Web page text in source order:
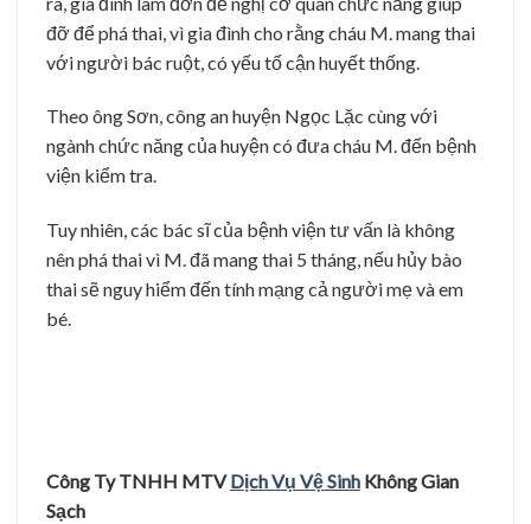
đỡ để phá thai, vì gia đình cho rằng cháu M. mang thai
với người bác ruột, có yếu tố cận huyết thống.
Theo ông Sơn, công an huyện Ngọc Lặc cùng với
ngành chức năng của huyện có đưa cháu M. đến bệnh
viện kiểm tra.
Tuy nhiên, các bác sĩ của bệnh viện tư vấn là không
nên phá thai vì M. đã mang thai 5 tháng, nếu hủy bào
thai sẽ nguy hiểm đến tính mạng cả người mẹ và em
bé.
Công Ty TNHH MTVDịch Vụ Vệ Sinh Không Gian
Sạch